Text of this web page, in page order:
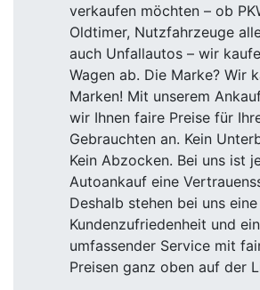
verkaufen möchten – ob
Oldtimer, Nutzfahrzeuge
auch Unfallautos – wir
Wagen ab. Die Marke? Wir
Marken! Mit unserem
wir Ihnen faire Preise für
Gebrauchten an. Kein
Kein Abzocken. Bei uns ist
Autoankauf eine
Deshalb stehen bei uns
Kundenzufriedenheit und ein
umfassender Service mit
Preisen ganz oben auf der